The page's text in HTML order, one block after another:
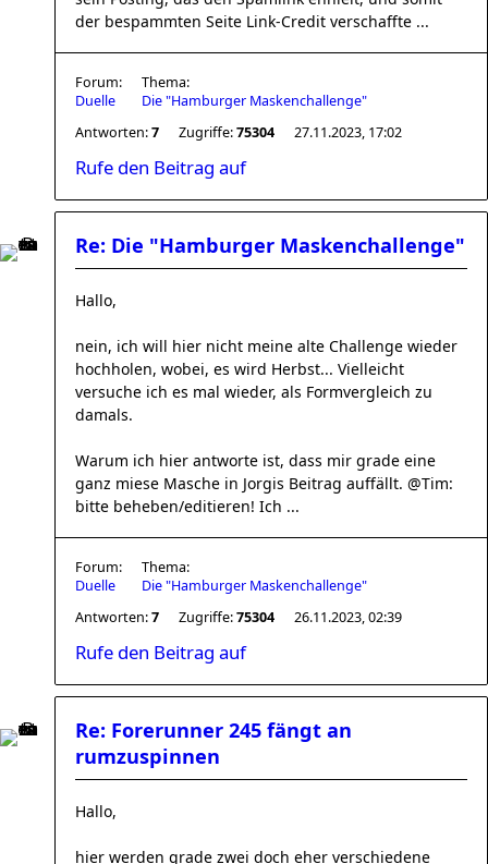
der bespammten Seite Link-Credit verschaffte ...
Forum:
Duelle
Thema:
Die "Hamburger Maskenchallenge"
Antworten:7 Zugriffe:75304 27.11.2023, 17:02
Rufe den Beitrag auf
Re: Die "Hamburger Maskenchallenge"
Hallo,
nein, ich will hier nicht meine alte Challenge wieder
hochholen, wobei, es wird Herbst... Vielleicht
versuche ich es mal wieder, als Formvergleich zu
damals.
Warum ich hier antworte ist, dass mir grade eine
ganz miese Masche in Jorgis Beitrag auffällt. @Tim:
bitte beheben/editieren! Ich ...
Forum:
Duelle
Thema:
Die "Hamburger Maskenchallenge"
Antworten:7 Zugriffe:75304 26.11.2023, 02:39
Rufe den Beitrag auf
Re: Forerunner 245 fängt an
rumzuspinnen
Hallo,
hier werden grade zwei doch eher verschiedene